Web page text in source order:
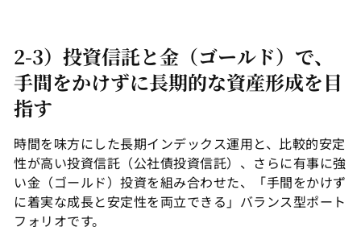
2-3）投資信託と金（ゴールド）で、
手間をかけずに長期的な資産形成を目
指す
時間を味方にした長期インデックス運用と、比較的安定
性が高い投資信託（公社債投資信託）、さらに有事に強
い金（ゴールド）投資を組み合わせた、「手間をかけず
に着実な成長と安定性を両立できる」バランス型ポート
フォリオです。